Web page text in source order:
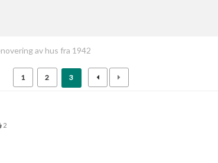
av hus fra 1942
1 2 3
2